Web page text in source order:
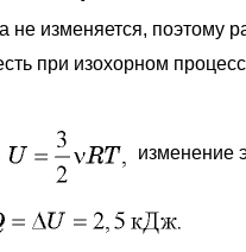
не изменяется, поэтому
при изохорном
изменение